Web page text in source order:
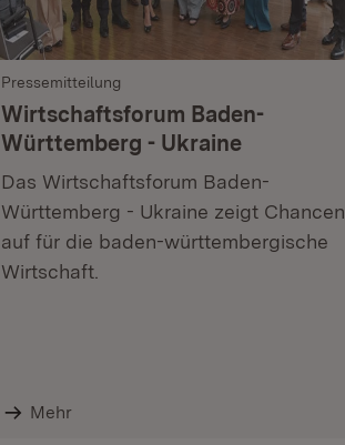
Pressemitteilung
Wirtschaftsforum Baden-
Württemberg - Ukraine
Das Wirtschaftsforum Baden-
Württemberg - Ukraine zeigt Chancen
auf für die baden-württembergische
Wirtschaft.
Mehr